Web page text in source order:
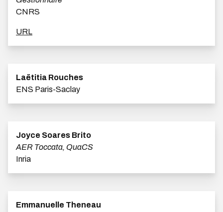
CNRS
URL
Laëtitia Rouches
ENS Paris-Saclay
Joyce Soares Brito
AER Toccata, QuaCS
Inria
Emmanuelle Theneau